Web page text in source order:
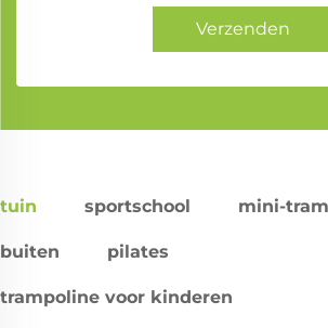
Verzenden
tuin sportschool mini-
buiten pilates
trampoline voor kinderen